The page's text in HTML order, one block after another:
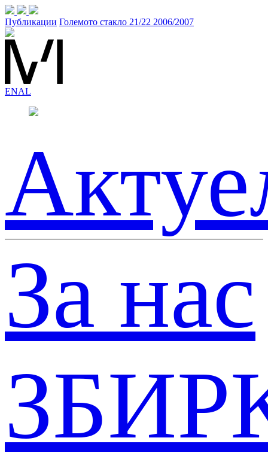
Публикации Големото стакло 21/22 2006/2007
ENAL
За нас